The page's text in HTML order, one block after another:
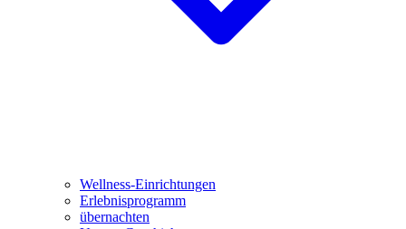
Wellness-Einrichtungen
Erlebnisprogramm
übernachten